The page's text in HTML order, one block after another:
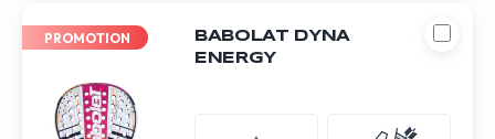
PROMOTION
BABOLAT DYNA
ENERGY